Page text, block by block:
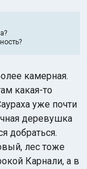
камерная.
какая-то
уже почти
деревушка
добраться.
лес тоже
Карнали, а в